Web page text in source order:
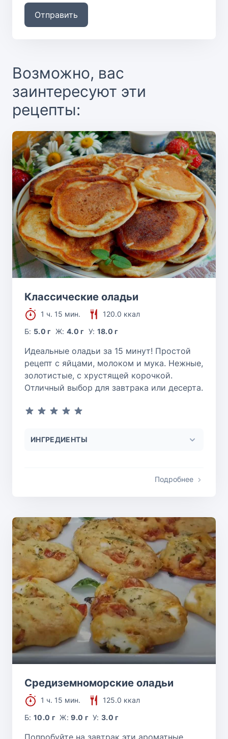
Отправить
Возможно, вас
заинтересуют эти
рецепты:
Классические оладьи
1 ч. 15 мин.
120.0 ккал
Б: 5.0 г Ж: 4.0 г У: 18.0 г
Идеальные оладьи за 15 минут! Простой
рецепт с яйцами, молоком и мука. Нежные,
золотистые, с хрустящей корочкой.
Отличный выбор для завтрака или десерта.
ИНГРЕДИЕНТЫ
Подробнее
Средиземноморские оладьи
1 ч. 15 мин.
125.0 ккал
Б:10.0 г Ж:9.0 г У:3.0 г